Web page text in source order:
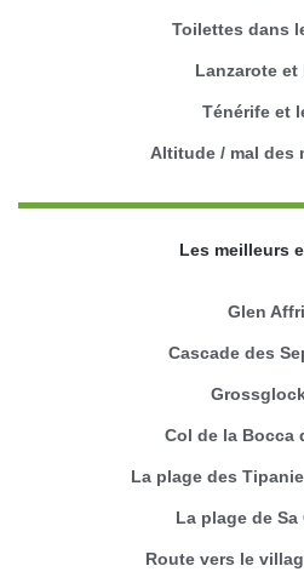
Toilettes dans
Lanzarote et
Ténérife et
Altitude / mal des
Les meilleurs
Glen
Cascade des
Col de la Bocca
La plage des
La plage de Sa
Route vers le